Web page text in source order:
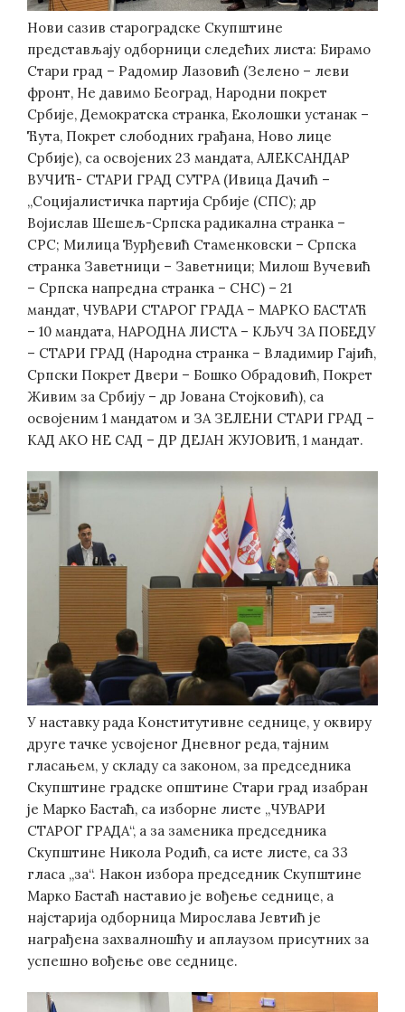
Нови сазив староградске Скупштине
предстaвљају одборници следећих листа: Бирамо
Стари град – Радомир Лазовић (Зелено – леви
фронт, Не давимо Београд, Народни покрет
Србије, Демократска странка, Еколошки устанак –
Ћута, Покрет слободних грађана, Ново лице
Србије), са освојених 23 мандата, АЛЕКСАНДАР
ВУЧИЋ- СТАРИ ГРАД СУТРА (Ивица Дачић –
„Социјалистичка партија Србије (СПС); др
Војислав Шешељ-Српска радикална странка –
СРС; Милица Ђурђевић Стаменковски – Српска
странка Заветници – Заветници; Милош Вучевић
– Српска напредна странка – СНС) – 21
мандат, ЧУВАРИ СТАРОГ ГРАДА – МАРКО БАСТАЋ
– 10 мандата, НАРОДНА ЛИСТА – КЉУЧ ЗА ПОБЕДУ
– СТАРИ ГРАД (Народна странка – Владимир Гајић,
Српски Покрет Двери – Бошко Обрадовић, Покрет
Живим за Србију – др Јована Стојковић), са
освојеним 1 мандатом и ЗА ЗЕЛЕНИ СТАРИ ГРАД –
КАД АКО НЕ САД – ДР ДЕЈАН ЖУЈОВИЋ, 1 мандат.
У наставку рада Конститутивне седнице, у оквиру
друге тачке усвојеног Дневног реда, тајним
гласањем, у складу са законом, за председника
Скупштине градске општине Стари град изабран
је Марко Бастаћ, са изборне листе „ЧУВАРИ
СТАРОГ ГРАДА“, а за заменика председника
Скупштине Никола Родић, са исте листе, са 33
гласа „за“. Након избора председник Скупштине
Марко Бастаћ наставио је вођење седнице, а
најстарија одборница Мирослава Јевтић је
награђена захвалношћу и аплаузом присутних за
успешно вођење ове седнице.